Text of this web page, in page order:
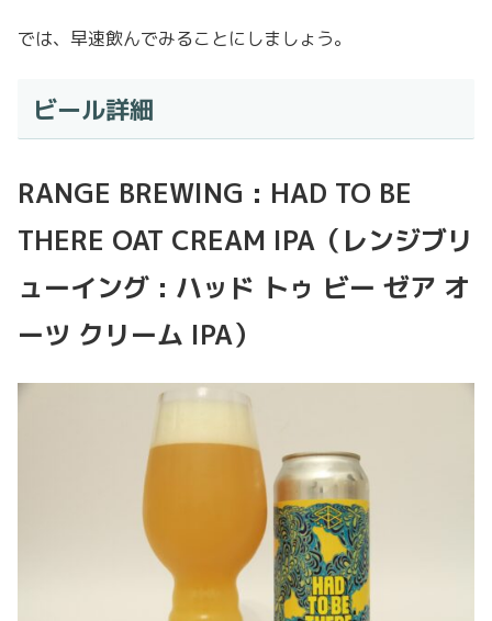
では、早速飲んでみることにしましょう。
ビール詳細
RANGE BREWING : HAD TO BE
THERE OAT CREAM IPA（レンジブリ
ューイング : ハッド トゥ ビー ゼア オ
ーツ クリーム IPA）